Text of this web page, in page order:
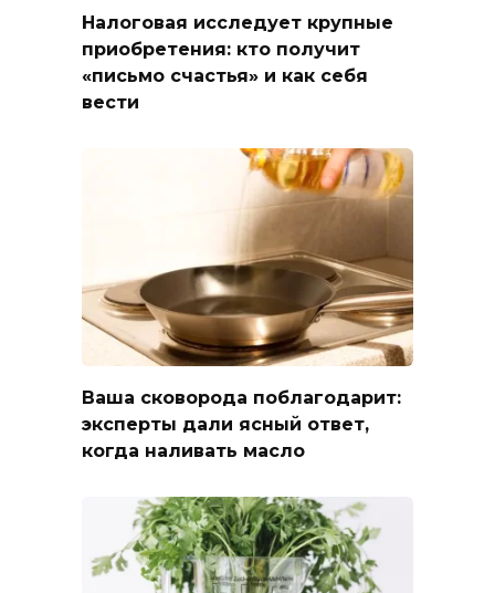
Налоговая исследует крупные
приобретения: кто получит
«письмо счастья» и как себя
вести
Ваша сковорода поблагодарит:
эксперты дали ясный ответ,
когда наливать масло